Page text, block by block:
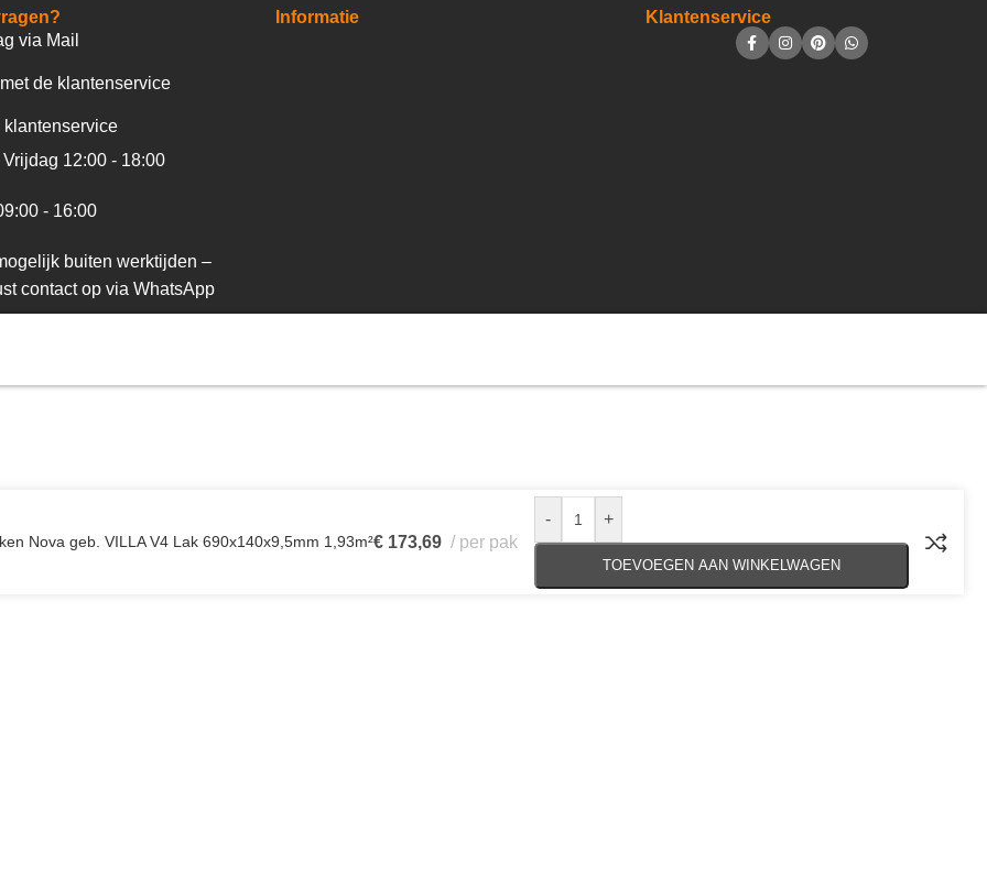
via Mail
de klantenservice
klantenservice
12:00 - 18:00
- 16:00
buiten werktijden –
contact op via WhatsApp
Informatie Klantenservice
Nova geb. VILLA V4 Lak 690x140x9,5mm 1,93m²€ 173,69 per pak
- +
TOEVOEGEN AAN WINKELWAGEN